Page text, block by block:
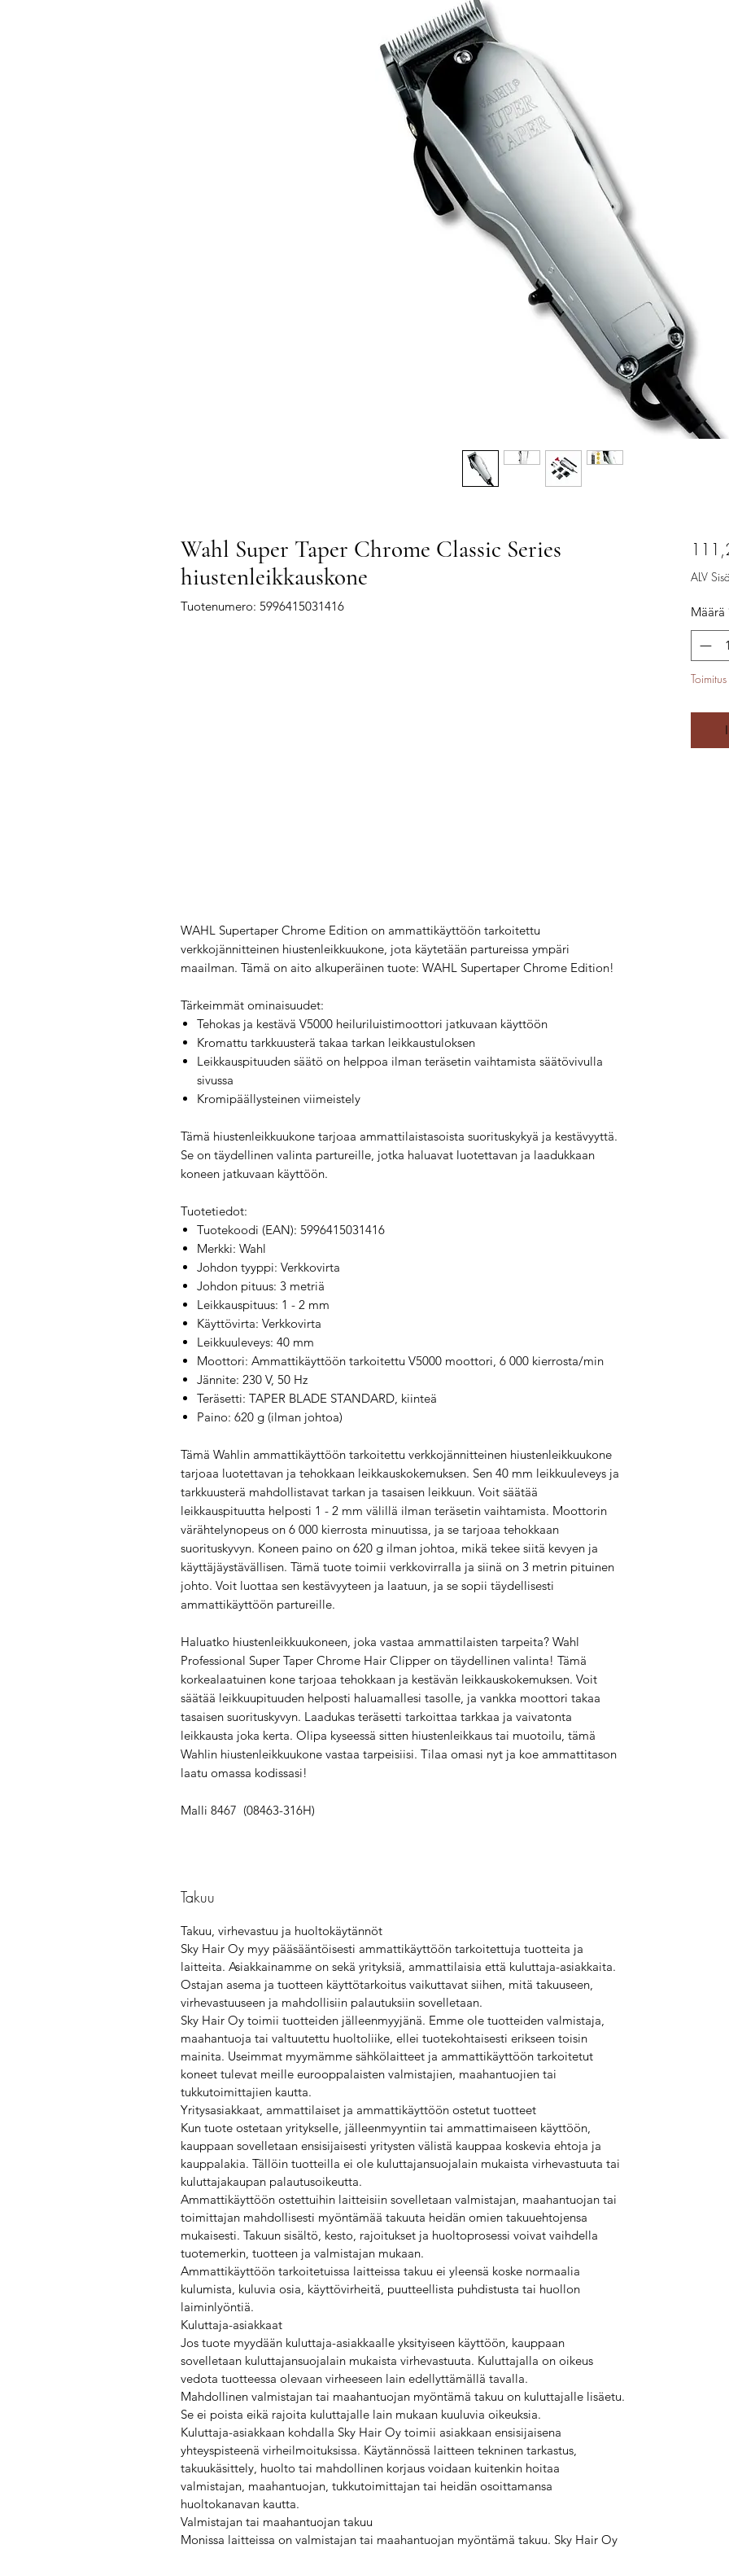
Wahl Super Taper Chrome Classic Series
hiustenleikkauskone
Tuotenumero: 5996415031416
WAHL Supertaper Chrome Edition on ammattikäyttöön tarkoitettu
verkkojännitteinen hiustenleikkuukone, jota käytetään partureissa ympäri
maailman. Tämä on aito alkuperäinen tuote: WAHL Supertaper Chrome Edition!
Tärkeimmät ominaisuudet:
Tehokas ja kestävä V5000 heiluriluistimoottori jatkuvaan käyttöön
Kromattu tarkkuusterä takaa tarkan leikkaustuloksen
Leikkauspituuden säätö on helppoa ilman teräsetin vaihtamista säätövivulla
sivussa
Kromipäällysteinen viimeistely
Tämä hiustenleikkuukone tarjoaa ammattilaistasoista suorituskykyä ja kestävyyttä.
Se on täydellinen valinta partureille, jotka haluavat luotettavan ja laadukkaan
koneen jatkuvaan käyttöön.
Tuotetiedot:
Tuotekoodi (EAN): 5996415031416
Merkki: Wahl
Johdon tyyppi: Verkkovirta
Johdon pituus: 3 metriä
Leikkauspituus: 1 - 2 mm
Käyttövirta: Verkkovirta
Leikkuuleveys: 40 mm
Moottori: Ammattikäyttöön tarkoitettu V5000 moottori, 6 000 kierrosta/min
Jännite: 230 V, 50 Hz
Teräsetti: TAPER BLADE STANDARD, kiinteä
Paino: 620 g (ilman johtoa)
Tämä Wahlin ammattikäyttöön tarkoitettu verkkojännitteinen hiustenleikkuukone
tarjoaa luotettavan ja tehokkaan leikkauskokemuksen. Sen 40 mm leikkuuleveys ja
tarkkuusterä mahdollistavat tarkan ja tasaisen leikkuun. Voit säätää
leikkauspituutta helposti 1 - 2 mm välillä ilman teräsetin vaihtamista. Moottorin
värähtelynopeus on 6 000 kierrosta minuutissa, ja se tarjoaa tehokkaan
suorituskyvyn. Koneen paino on 620 g ilman johtoa, mikä tekee siitä kevyen ja
käyttäjäystävällisen. Tämä tuote toimii verkkovirralla ja siinä on 3 metrin pituinen
johto. Voit luottaa sen kestävyyteen ja laatuun, ja se sopii täydellisesti
ammattikäyttöön partureille.
Haluatko hiustenleikkuukoneen, joka vastaa ammattilaisten tarpeita? Wahl
Professional Super Taper Chrome Hair Clipper on täydellinen valinta! Tämä
korkealaatuinen kone tarjoaa tehokkaan ja kestävän leikkauskokemuksen. Voit
säätää leikkuupituuden helposti haluamallesi tasolle, ja vankka moottori takaa
tasaisen suorituskyvyn. Laadukas teräsetti tarkoittaa tarkkaa ja vaivatonta
leikkausta joka kerta. Olipa kyseessä sitten hiustenleikkaus tai muotoilu, tämä
Wahlin hiustenleikkuukone vastaa tarpeisiisi. Tilaa omasi nyt ja koe ammattitason
laatu omassa kodissasi!
Malli 8467 (08463-316H)
Takuu
Takuu, virhevastuu ja huoltokäytännöt
Sky Hair Oy myy pääsääntöisesti ammattikäyttöön tarkoitettuja tuotteita ja
laitteita. Asiakkainamme on sekä yrityksiä, ammattilaisia että kuluttaja-asiakkaita.
Ostajan asema ja tuotteen käyttötarkoitus vaikuttavat siihen, mitä takuuseen,
virhevastuuseen ja mahdollisiin palautuksiin sovelletaan.
Sky Hair Oy toimii tuotteiden jälleenmyyjänä. Emme ole tuotteiden valmistaja,
maahantuoja tai valtuutettu huoltoliike, ellei tuotekohtaisesti erikseen toisin
mainita. Useimmat myymämme sähkölaitteet ja ammattikäyttöön tarkoitetut
koneet tulevat meille eurooppalaisten valmistajien, maahantuojien tai
tukkutoimittajien kautta.
Yritysasiakkaat, ammattilaiset ja ammattikäyttöön ostetut tuotteet
Kun tuote ostetaan yritykselle, jälleenmyyntiin tai ammattimaiseen käyttöön,
kauppaan sovelletaan ensisijaisesti yritysten välistä kauppaa koskevia ehtoja ja
kauppalakia. Tällöin tuotteilla ei ole kuluttajansuojalain mukaista virhevastuuta tai
kuluttajakaupan palautusoikeutta.
Ammattikäyttöön ostettuihin laitteisiin sovelletaan valmistajan, maahantuojan tai
toimittajan mahdollisesti myöntämää takuuta heidän omien takuuehtojensa
mukaisesti. Takuun sisältö, kesto, rajoitukset ja huoltoprosessi voivat vaihdella
tuotemerkin, tuotteen ja valmistajan mukaan.
Ammattikäyttöön tarkoitetuissa laitteissa takuu ei yleensä koske normaalia
kulumista, kuluvia osia, käyttövirheitä, puutteellista puhdistusta tai huollon
laiminlyöntiä.
Kuluttaja-asiakkaat
Jos tuote myydään kuluttaja-asiakkaalle yksityiseen käyttöön, kauppaan
sovelletaan kuluttajansuojalain mukaista virhevastuuta. Kuluttajalla on oikeus
vedota tuotteessa olevaan virheeseen lain edellyttämällä tavalla.
Mahdollinen valmistajan tai maahantuojan myöntämä takuu on kuluttajalle lisäetu.
Se ei poista eikä rajoita kuluttajalle lain mukaan kuuluvia oikeuksia.
Kuluttaja-asiakkaan kohdalla Sky Hair Oy toimii asiakkaan ensisijaisena
yhteyspisteenä virheilmoituksissa. Käytännössä laitteen tekninen tarkastus,
takuukäsittely, huolto tai mahdollinen korjaus voidaan kuitenkin hoitaa
valmistajan, maahantuojan, tukkutoimittajan tai heidän osoittamansa
huoltokanavan kautta.
Valmistajan tai maahantuojan takuu
Monissa laitteissa on valmistajan tai maahantuojan myöntämä takuu. Sky Hair Oy
ALV
Määrä